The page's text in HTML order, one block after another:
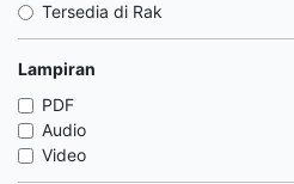
Tersedia di Rak
Lampiran
PDF
Audio
Video